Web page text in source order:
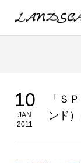
10
JAN
2011
「Ｓ
ンド